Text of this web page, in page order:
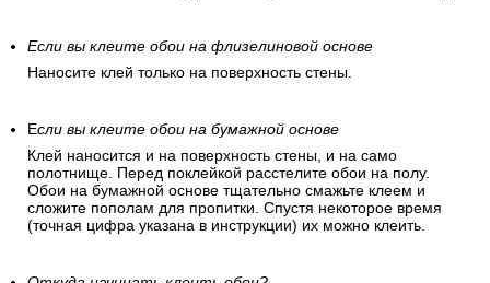
Если вы клеите обои на флизелиновой основе
Наносите клей только на поверхность стены.
Если вы клеите обои на бумажной основе
Клей наносится и на поверхность стены, и на само
полотнище. Перед поклейкой расстелите обои на полу.
Обои на бумажной основе тщательно смажьте клеем и
сложите пополам для пропитки. Спустя некоторое время
(точная цифра указана в инструкции) их можно клеить.